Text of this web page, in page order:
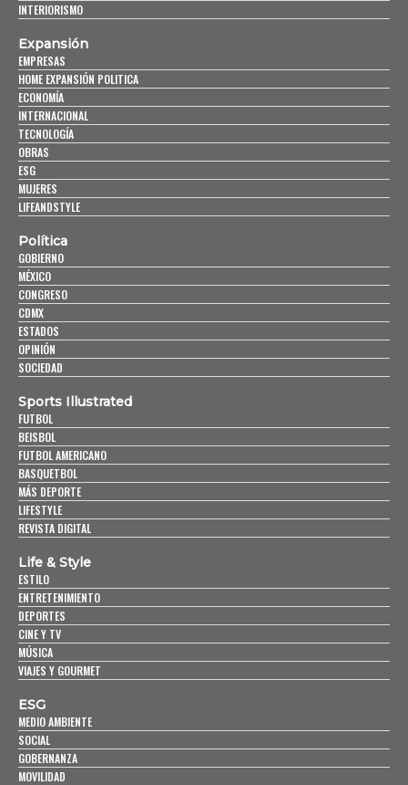
INTERIORISMO
Expansión
EMPRESAS
HOME EXPANSIÓN POLITICA
ECONOMÍA
INTERNACIONAL
TECNOLOGÍA
OBRAS
ESG
MUJERES
LIFEANDSTYLE
Política
GOBIERNO
MÉXICO
CONGRESO
CDMX
ESTADOS
OPINIÓN
SOCIEDAD
Sports Illustrated
FUTBOL
BEISBOL
FUTBOL AMERICANO
BASQUETBOL
MÁS DEPORTE
LIFESTYLE
REVISTA DIGITAL
Life & Style
ESTILO
ENTRETENIMIENTO
DEPORTES
CINE Y TV
MÚSICA
VIAJES Y GOURMET
ESG
MEDIO AMBIENTE
SOCIAL
GOBERNANZA
MOVILIDAD